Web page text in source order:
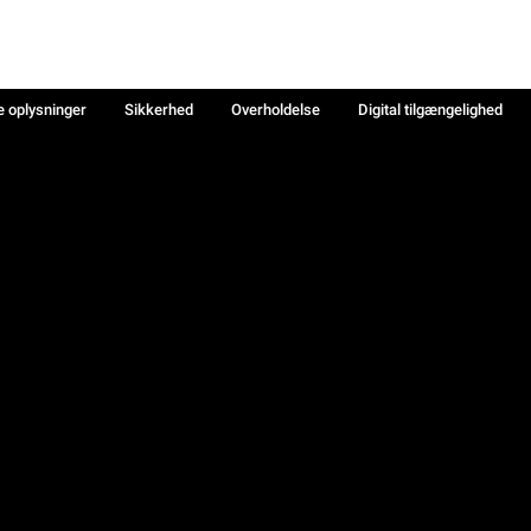
oplysninger Sikkerhed Overholdelse
Digital tilgængelighed